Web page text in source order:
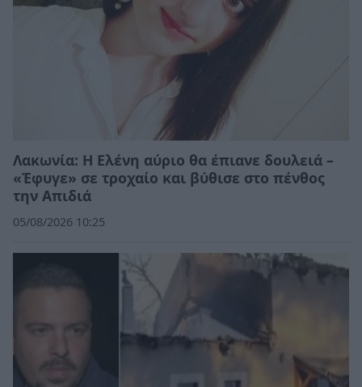
Λακωνία: Η Ελένη αύριο θα έπιανε δουλειά –
«Έφυγε» σε τροχαίο και βύθισε στο πένθος
την Απιδιά
05/08/2026 10:25